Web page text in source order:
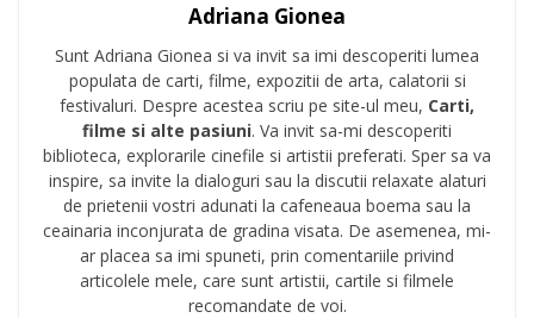
Adriana Gionea
Sunt Adriana Gionea si va invit sa imi descoperiti lumea
populata de carti, filme, expozitii de arta, calatorii si
festivaluri. Despre acestea scriu pe site-ul meu, Carti,
filme si alte pasiuni. Va invit sa-mi descoperiti
biblioteca, explorarile cinefile si artistii preferati. Sper sa va
inspire, sa invite la dialoguri sau la discutii relaxate alaturi
de prietenii vostri adunati la cafeneaua boema sau la
ceainaria inconjurata de gradina visata. De asemenea, mi-
ar placea sa imi spuneti, prin comentariile privind
articolele mele, care sunt artistii, cartile si filmele
recomandate de voi.